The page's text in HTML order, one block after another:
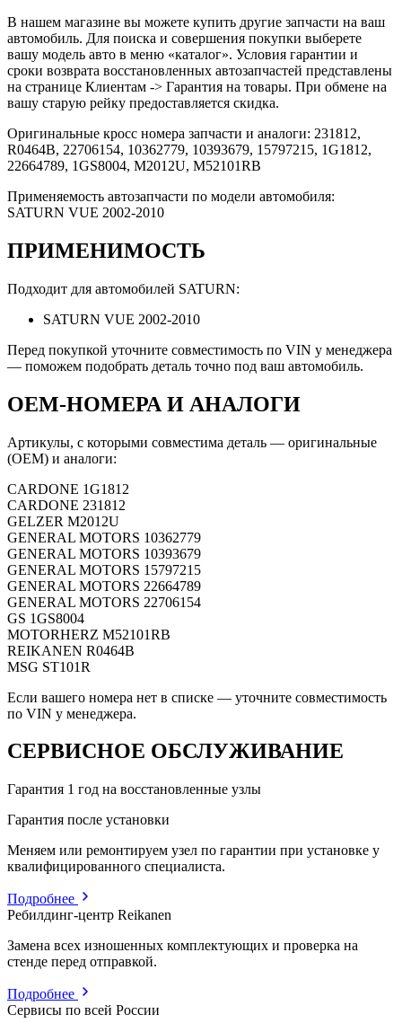
В нашем магазине вы можете купить другие запчасти на ваш
автомобиль. Для поиска и совершения покупки выберете
вашу модель авто в меню «каталог». Условия гарантии и
сроки возврата восстановленных автозапчастей представлены
на странице Клиентам -> Гарантия на товары. При обмене на
вашу старую рейку предоставляется скидка.
Оригинальные кросс номера запчасти и аналоги: 231812,
R0464B, 22706154, 10362779, 10393679, 15797215, 1G1812,
22664789, 1GS8004, M2012U, M52101RB
Применяемость автозапчасти по модели автомобиля:
SATURN VUE 2002-2010
ПРИМЕНИМОСТЬ
Подходит для автомобилей SATURN:
SATURN VUE 2002-2010
Перед покупкой уточните совместимость по VIN у менеджера
— поможем подобрать деталь точно под ваш автомобиль.
OEM-НОМЕРА И АНАЛОГИ
Артикулы, с которыми совместима деталь — оригинальные
(OEM) и аналоги:
CARDONE 1G1812
CARDONE 231812
GELZER M2012U
GENERAL MOTORS 10362779
GENERAL MOTORS 10393679
GENERAL MOTORS 15797215
GENERAL MOTORS 22664789
GENERAL MOTORS 22706154
GS 1GS8004
MOTORHERZ M52101RB
REIKANEN R0464B
MSG ST101R
Если вашего номера нет в списке — уточните совместимость
по VIN у менеджера.
СЕРВИСНОЕ ОБСЛУЖИВАНИЕ
Гарантия 1 год на восстановленные узлы
Гарантия после установки
Меняем или ремонтируем узел по гарантии при установке у
квалифицированного специалиста.
Подробнее
Ребилдинг-центр Reikanen
Замена всех изношенных комплектующих и проверка на
стенде перед отправкой.
Подробнее
Сервисы по всей России